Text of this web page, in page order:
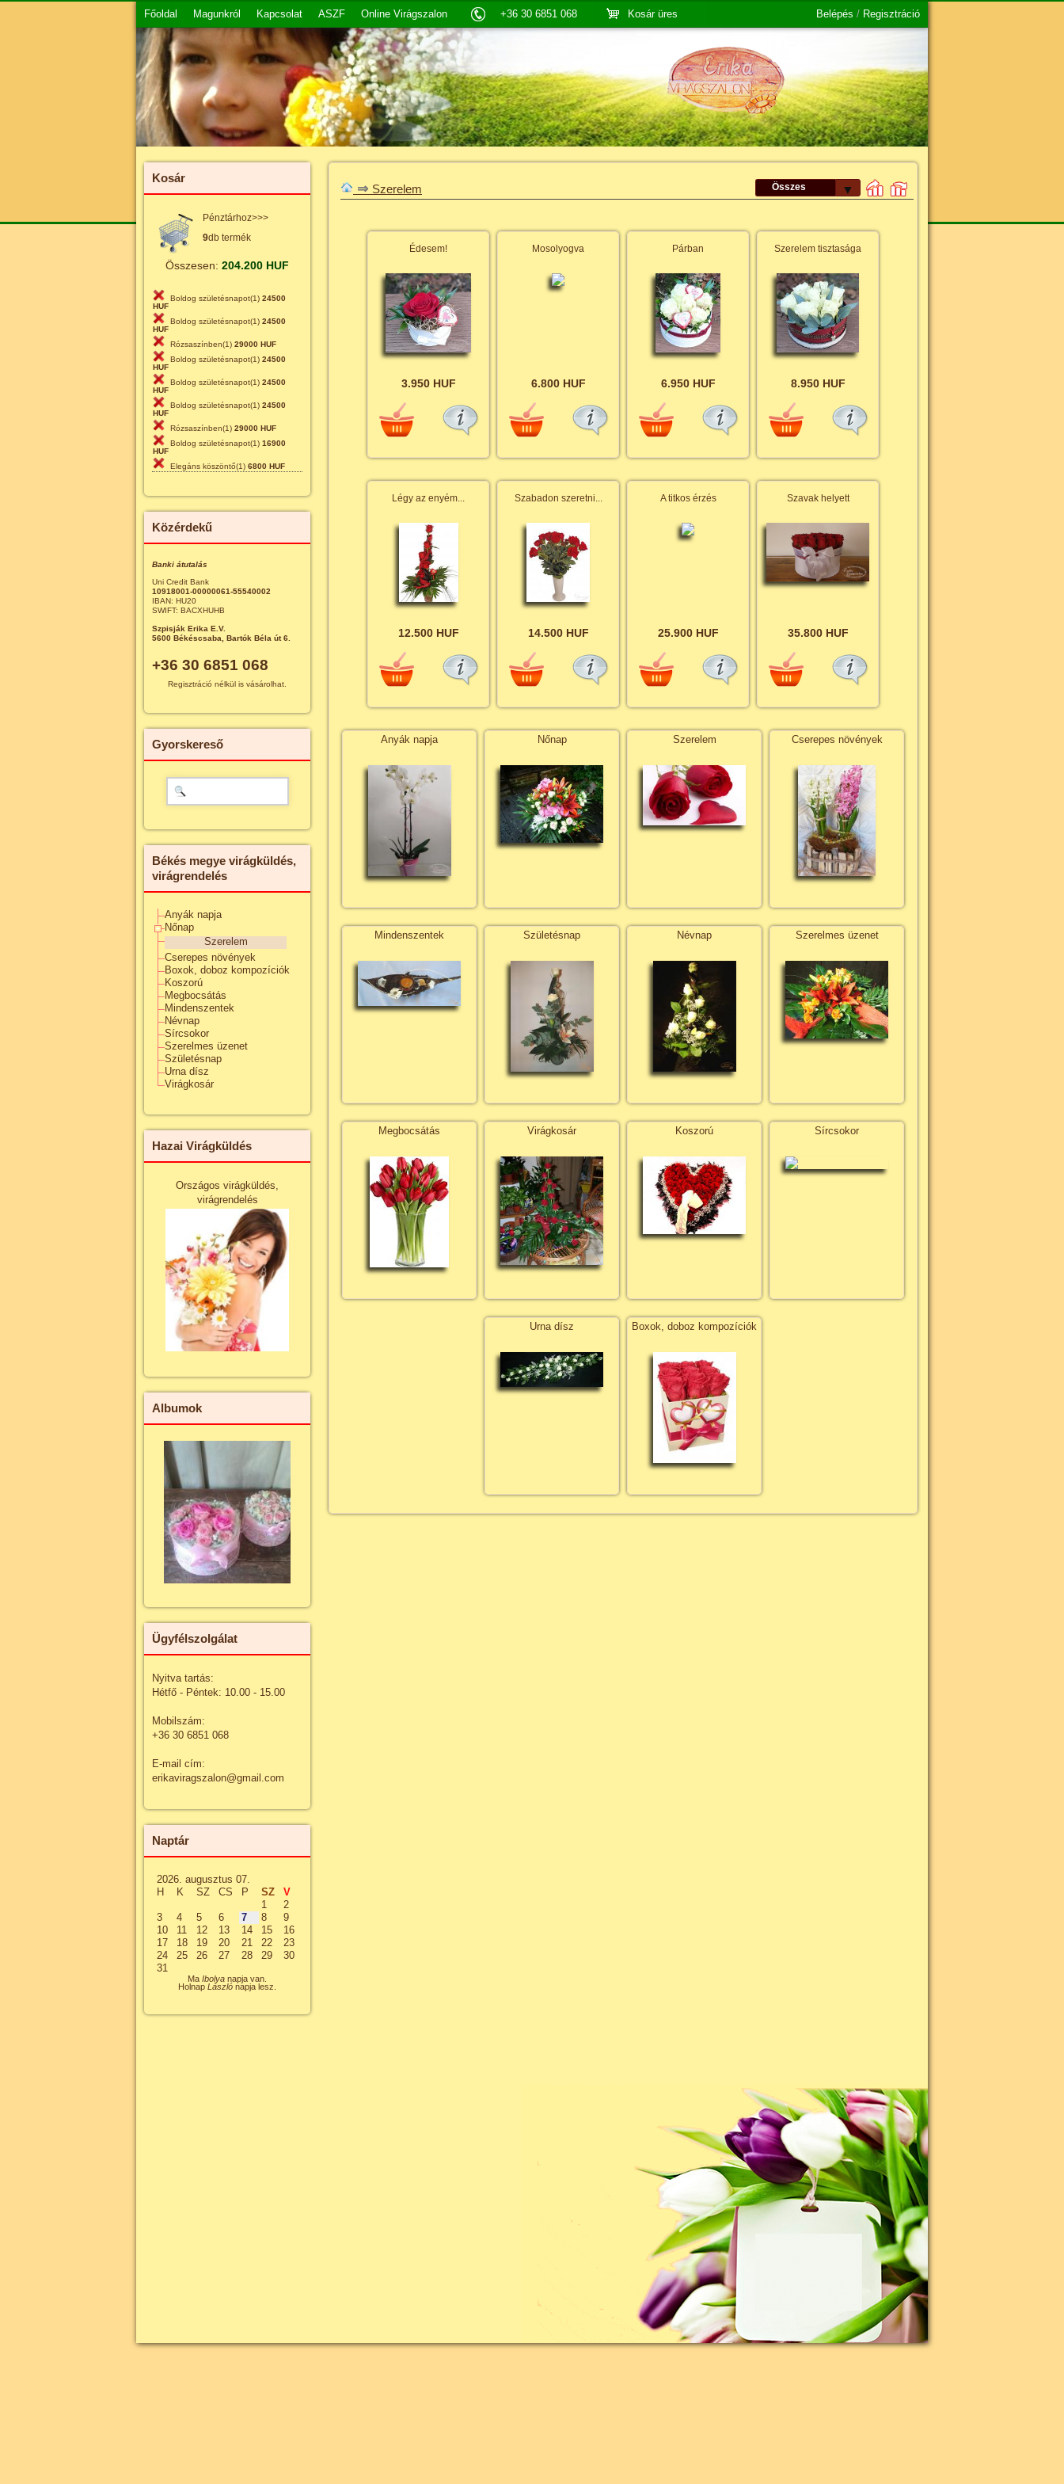
Főoldal Magunkról Kapcsolat ASZF Online Virágszalon +36 30 6851 068 Kosár üres Belépés / Regisztráció
Kosár
Pénztárhoz>>>
9db termék
Összesen: 204.200 HUF
Boldog születésnapot(1) 24500
HUF
Boldog születésnapot(1) 24500
HUF
Rózsaszínben(1) 29000 HUF
Boldog születésnapot(1) 24500
HUF
Boldog születésnapot(1) 24500
HUF
Boldog születésnapot(1) 24500
HUF
Rózsaszínben(1) 29000 HUF
Boldog születésnapot(1) 16900
HUF
Elegáns köszöntő(1) 6800 HUF
Közérdekű
Banki átutalás
Uni Credit Bank
10918001-00000061-55540002
IBAN: HU20
SWIFT: BACXHUHB
Szpisják Erika E.V.
5600 Békéscsaba, Bartók Béla út 6.
+36 30 6851 068
Regisztráció nélkül is vásárolhat.
Gyorskereső
Békés megye virágküldés,
virágrendelés
Anyák napja
Nőnap
Szerelem
Cserepes növények
Boxok, doboz kompozíciók
Koszorú
Megbocsátás
Mindenszentek
Névnap
Sírcsokor
Szerelmes üzenet
Születésnap
Urna dísz
Virágkosár
Hazai Virágküldés
Országos virágküldés,
virágrendelés
Albumok
Ügyfélszolgálat
Nyitva tartás:
Hétfő - Péntek: 10.00 - 15.00
Mobilszám:
+36 30 6851 068
E-mail cím:
erikaviragszalon@gmail.com
Naptár
2026. augusztus 07.
H
K SZ CS P SZ
V
1
2
3
4 5 6 7 8
9
10
11 12 13 14 15
16
17
18 19 20 21 22
23
24
25 26 27 28 29
30
31
Ma Ibolya napja van.
Holnap László napja lesz.
⇒ Szerelem Összes ▼
Édesem!
3.950 HUF
Mosolyogva
6.800 HUF
Párban
6.950 HUF
Szerelem tisztasága
8.950 HUF
Légy az enyém...
12.500 HUF
Szabadon szeretni...
14.500 HUF
A titkos érzés
25.900 HUF
Szavak helyett
35.800 HUF
Anyák napja Nőnap Szerelem Cserepes növények
Mindenszentek Születésnap Névnap Szerelmes üzenet
Megbocsátás Virágkosár Koszorú Sírcsokor
Urna dísz Boxok, doboz kompozíciók